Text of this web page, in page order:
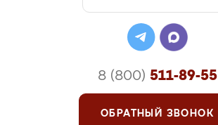
8 (800) 511-89-55
ОБРАТНЫЙ ЗВОНОК